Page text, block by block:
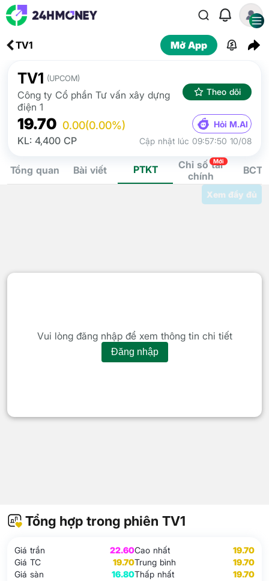
TV1 Mở App
TV1 (UPCOM)
Công ty Cổ phần Tư vấn xây dựng
điện 1
Theo dõi
19.70 0.00(0.00%) Hỏi M.AI
KL: 4,400 CP Cập nhật lúc 09:57:50 10/08
Tổng quan Bài viết PTKT
Chỉ số tài
chính
Mới
BCTC
Xem đầy đủ
Vui lòng đăng nhập để xem thông tin chi tiết
Đăng nhập
Tổng hợp trong phiên TV1
Giá trần
22.60
Giá TC
19.70
Giá sàn
16.80
Cao nhất
19.70
Trung bình
19.70
Thấp nhất
19.70